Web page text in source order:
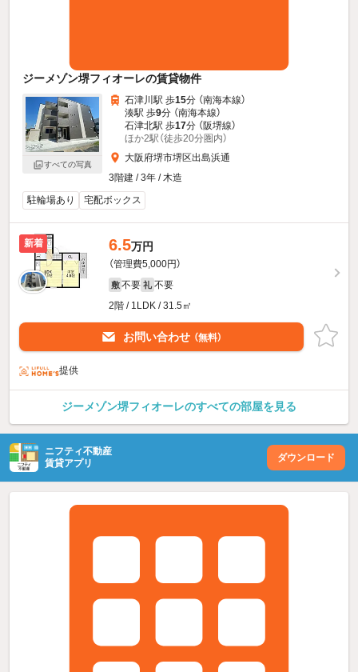
ジーメゾン堺フィオーレの賃貸物件
すべての写真
石津川駅 歩15分 （南海本線）
湊駅 歩9分 （南海本線）
石津北駅 歩17分 （阪堺線）
ほか2駅（徒歩20分圏内）
大阪府堺市堺区出島浜通
3階建 / 3年 / 木造
駐輪場あり
宅配ボックス
新着 6.5万円
（管理費5,000円）
敷 不要 礼 不要
2階 / 1LDK / 31.5㎡
お問い合わせ （無料）
提供
ジーメゾン堺フィオーレのすべての部屋を見る
ニフティ不動産
賃貸アプリ
ダウンロード